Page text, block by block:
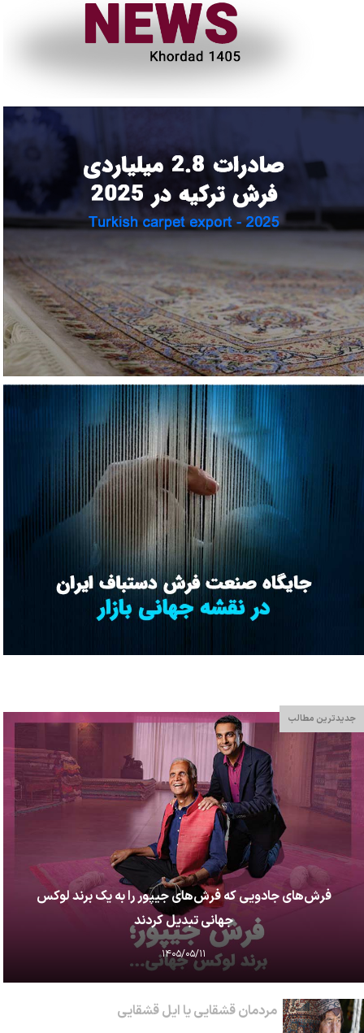
جدیدترین مطالب
فرش‌های جادویی که فرش‌های جیپور را به یک برند لوکس
جهانی تبدیل کردند
۱۴۰۵/۰۵/۱۱
مردمان قشقایی یا ایل قشقایی